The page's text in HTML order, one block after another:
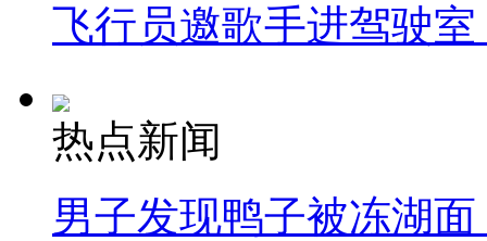
飞行员邀歌手进驾驶
热点新闻
男子发现鸭子被冻湖